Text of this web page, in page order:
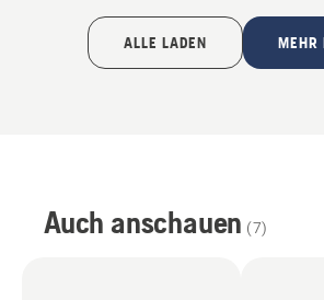
ALLE LADEN MEHR
Auch anschauen (7)